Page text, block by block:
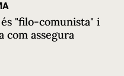
"filo-comunista" i
com assegura